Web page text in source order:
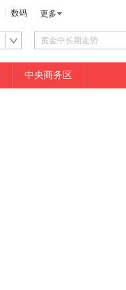
数码 更多
中央商务区